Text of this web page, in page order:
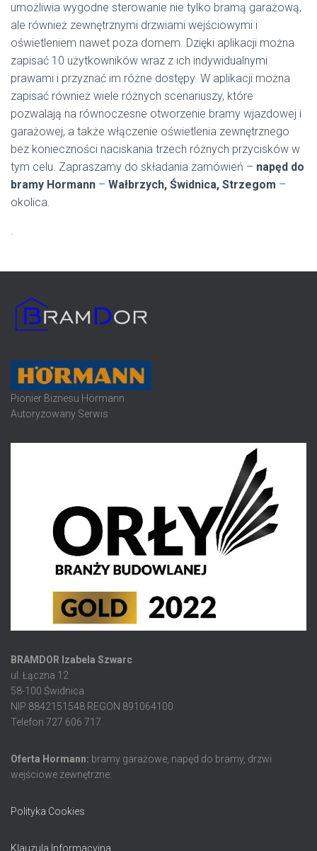
umożliwia wygodne sterowanie nie tylko bramą garażową,
ale również zewnętrznymi drzwiami wejściowymi i
oświetleniem nawet poza domem. Dzięki aplikacji można
zapisać 10 użytkowników wraz z ich indywidualnymi
prawami i przyznać im różne dostępy. W aplikacji można
zapisać również wiele różnych scenariuszy, które
pozwalają na równoczesne otworzenie bramy wjazdowej i
garażowej, a także włączenie oświetlenia zewnętrznego
bez konieczności naciskania trzech różnych przycisków w
tym celu. Zapraszamy do składania zamówień – napęd do
bramy Hormann – Wałbrzych, Świdnica, Strzegom –
okolica.
.
Pionier Biznesu Hörmann
Autoryzowany Serwis
BRAMDOR Izabela Szwarc
ul. Łączna 12
58-100 Świdnica
NIP 8842151548 REGON 891064100
Telefon 727 606 717
Oferta Hormann: bramy garażowe, napęd do bramy, drzwi
wejściowe zewnętrzne:
Polityka Cookies
Klauzula Informacyjna